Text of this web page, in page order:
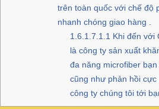
trên toàn quốc với chế độ
nhanh chóng giao hàng .
1.6.1.7.1.1 Khi đến với
là công ty sản xuất
đa năng microfiber
cũng như phản hồi
công ty chúng tôi tới